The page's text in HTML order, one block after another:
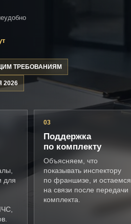
ТРЕБОВАНИЯМ
для
03
Поддержка
по комплекту
Объясняем, что
показывать инспектору
по франшизе, и остаемся
на связи после передачи
комплекта.